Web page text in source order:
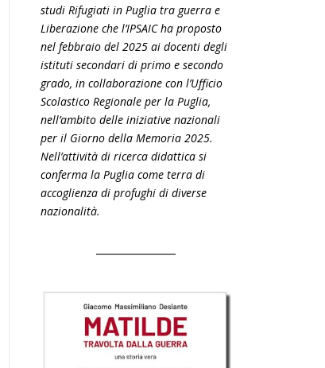
studi Rifugiati in Puglia tra guerra e
Liberazione che l’IPSAIC ha proposto
nel febbraio del 2025 ai docenti degli
istituti secondari di primo e secondo
grado, in collaborazione con l’Ufficio
Scolastico Regionale per la Puglia,
nell’ambito delle iniziative nazionali
per il Giorno della Memoria 2025.
Nell’attività di ricerca didattica si
conferma la Puglia come terra di
accoglienza di profughi di diverse
nazionalità.